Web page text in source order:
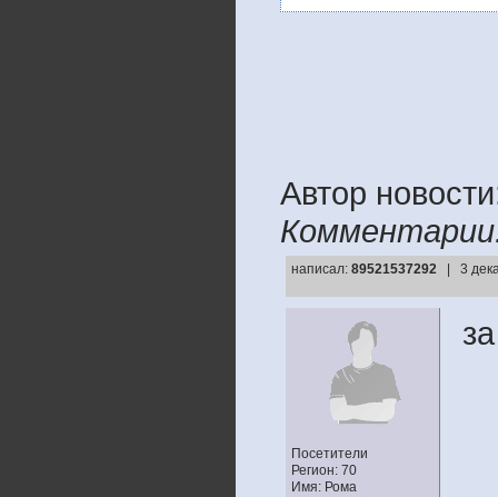
Автор
написал: 89521537292 | 3
Посетители
Регион: 70
Имя: Рома